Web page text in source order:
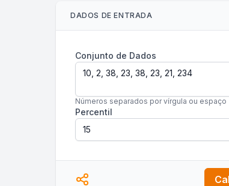
DADOS DE ENTRADA
Conjunto de Dados
Números separados por vírgula ou espaço
Percentil